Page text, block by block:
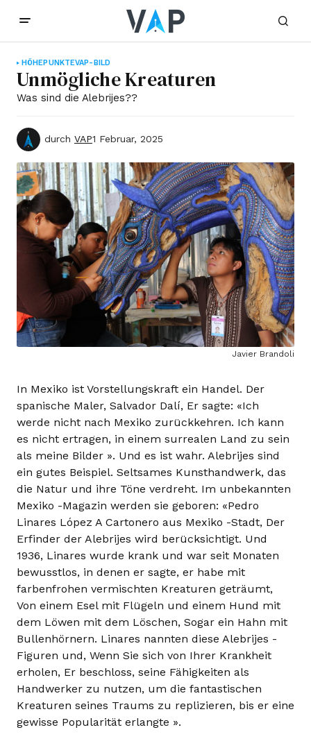
HÖHEPUNKTEVAP-BILD
Unmögliche Kreaturen
Was sind die Alebrijes??
durch VAP1 Februar, 2025
Javier Brandoli
In Mexiko ist Vorstellungskraft ein Handel. Der
spanische Maler, Salvador Dalí, Er sagte: «Ich
werde nicht nach Mexiko zurückkehren. Ich kann
es nicht ertragen, in einem surrealen Land zu sein
als meine Bilder ». Und es ist wahr. Alebrijes sind
ein gutes Beispiel. Seltsames Kunsthandwerk, das
die Natur und ihre Töne verdreht. Im unbekannten
Mexiko -Magazin werden sie geboren: «Pedro
Linares López A Cartonero aus Mexiko -Stadt, Der
Erfinder der Alebrijes wird berücksichtigt. Und
1936, Linares wurde krank und war seit Monaten
bewusstlos, in denen er sagte, er habe mit
farbenfrohen vermischten Kreaturen geträumt,
Von einem Esel mit Flügeln und einem Hund mit
dem Löwen mit dem Löschen, Sogar ein Hahn mit
Bullenhörnern. Linares nannten diese Alebrijes -
Figuren und, Wenn Sie sich von Ihrer Krankheit
erholen, Er beschloss, seine Fähigkeiten als
Handwerker zu nutzen, um die fantastischen
Kreaturen seines Traums zu replizieren, bis er eine
gewisse Popularität erlangte ».